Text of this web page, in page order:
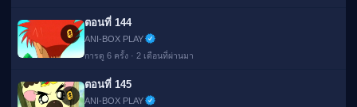
🔒
ตอนที่ 144
ANI-BOX PLAY
การดู 6 ครั้ง · 2 เดือนที่ผ่านมา
🔒
ตอนที่ 145
ANI-BOX PLAY